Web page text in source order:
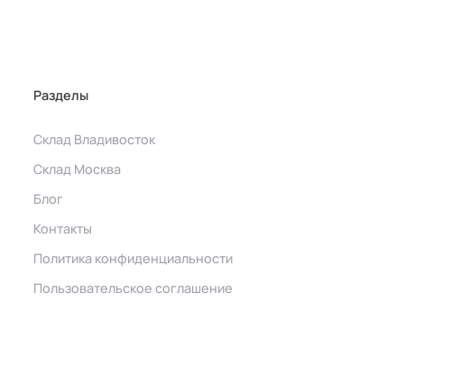
Разделы
Склад Владивосток
Склад Москва
Блог
Контакты
Политика конфиденциальности
Пользовательское соглашение